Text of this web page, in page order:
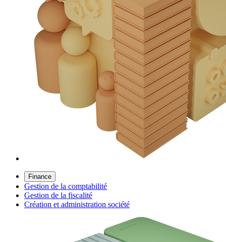
Finance
Gestion de la comptabilité
Gestion de la fiscalité
Création et administration société